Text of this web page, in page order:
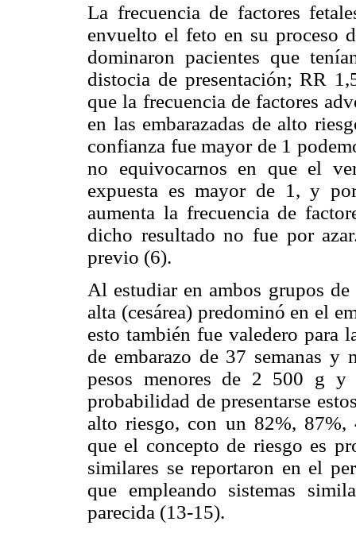
La frecuencia de factores
envuelto el feto en su proceso
dominaron pacientes que
distocia de presentación; RR
que la frecuencia de factores
en las embarazadas de alto
confianza fue mayor de 1
no equivocarnos en que el
expuesta es mayor de 1, y
aumenta la frecuencia de
dicho resultado no fue por
previo (6).
Al estudiar en ambos grupos
alta (cesárea) predominó en el
esto también fue valedero para
de embarazo de 37 semanas y
pesos menores de 2 500 g
probabilidad de presentarse
alto riesgo, con un 82%, 87%,
que el concepto de riesgo es
similares se reportaron en el
que empleando sistemas
parecida (13-15).